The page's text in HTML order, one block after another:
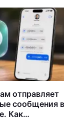
отправляет
сообщения в
Как